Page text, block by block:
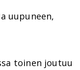
uupuneen,
toinen joutuu